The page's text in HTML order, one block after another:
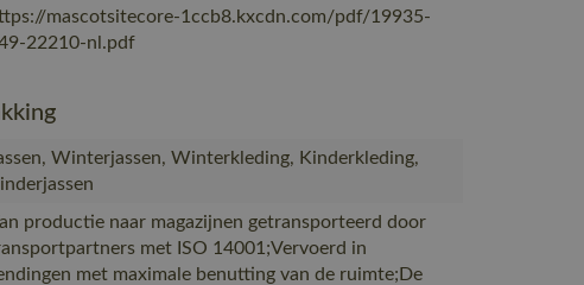
mascotsitecore-1ccb8.kxcdn.com/pdf/19935-
22210-nl.pdf
Winterjassen, Winterkleding, Kinderkleding,
productie naar magazijnen getransporteerd door
met ISO 14001;Vervoerd in
met maximale benutting van de ruimte;De